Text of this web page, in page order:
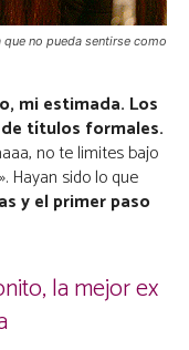
que no pueda sentirse como
mi estimada. Los
títulos formales.
no te limites bajo
Hayan sido lo que
y el primer paso
la mejor ex